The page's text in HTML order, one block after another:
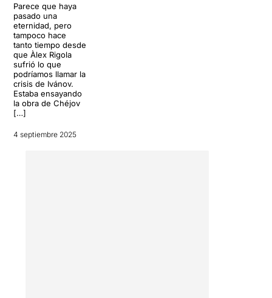
Parece que haya
pasado una
eternidad, pero
tampoco hace
tanto tiempo desde
que Àlex Rigola
sufrió lo que
podríamos llamar la
crisis de Ivánov.
Estaba ensayando
la obra de Chéjov
[…]
4 septiembre 2025